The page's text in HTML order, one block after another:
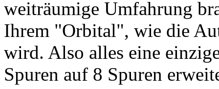
weiträumige Umfahrung
Ihrem "Orbital", wie die
wird. Also alles eine
Spuren auf 8 Spuren